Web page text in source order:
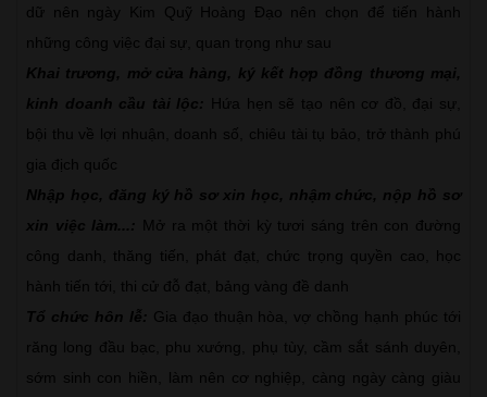
dữ nên ngày Kim Quỹ Hoàng Đạo nên chọn để tiến hành
những công việc đại sự, quan trọng như sau
Khai trương, mở cửa hàng, ký kết hợp đồng thương mại,
kinh doanh cầu tài lộc:
Hứa hẹn sẽ tạo nên cơ đồ, đại sự,
bội thu về lợi nhuận, doanh số, chiêu tài tụ bảo, trở thành phú
gia địch quốc
Nhập học, đăng ký hồ sơ xin học, nhậm chức, nộp hồ sơ
xin việc làm...:
Mở ra một thời kỳ tươi sáng trên con đường
công danh, thăng tiến, phát đạt, chức trọng quyền cao, học
hành tiến tới, thi cử đỗ đạt, bảng vàng đề danh
Tổ chức hôn lễ: Gia đạo thuận hòa, vợ chồng hạnh phúc tới
răng long đầu bạc, phu xướng, phụ tùy, cầm sắt sánh duyên,
sớm sinh con hiền, làm nên cơ nghiệp, càng ngày càng giàu